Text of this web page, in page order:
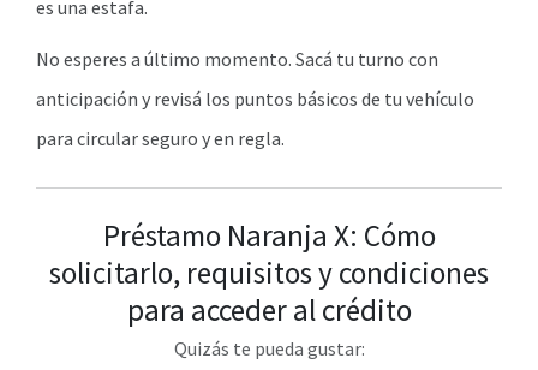
es una estafa.
No esperes a último momento. Sacá tu turno con
anticipación y revisá los puntos básicos de tu vehículo
para circular seguro y en regla.
Préstamo Naranja X: Cómo
solicitarlo, requisitos y condiciones
para acceder al crédito
Quizás te pueda gustar: